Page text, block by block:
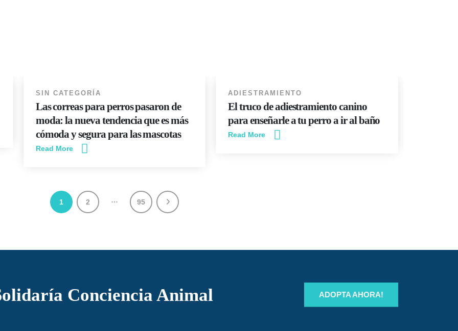
SIN CATEGORÍA
Las correas para perros pasaron de
moda: la nueva tendencia que es más
cómoda y segura para las mascotas
Read More
ADIESTRAMIENTO
El truco de adiestramiento canino
para enseñarle a tu perro a ir al baño
Read More
1 2 … 95
Conciencia Animal ADOPTA AHORA!